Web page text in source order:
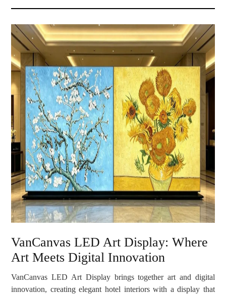
VanCanvas LED Art Display: Where
Art Meets Digital Innovation
VanCanvas LED Art Display brings together art and digital
innovation, creating elegant hotel interiors with a display that